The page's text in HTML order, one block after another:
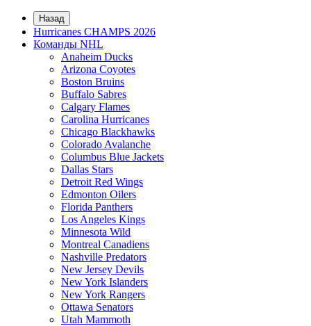
Назад
Hurricanes CHAMPS 2026
Команды NHL
Anaheim Ducks
Arizona Coyotes
Boston Bruins
Buffalo Sabres
Calgary Flames
Carolina Hurricanes
Chicago Blackhawks
Colorado Avalanche
Columbus Blue Jackets
Dallas Stars
Detroit Red Wings
Edmonton Oilers
Florida Panthers
Los Angeles Kings
Minnesota Wild
Montreal Canadiens
Nashville Predators
New Jersey Devils
New York Islanders
New York Rangers
Ottawa Senators
Utah Mammoth